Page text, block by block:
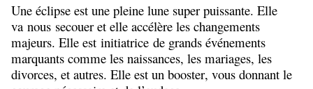
Une éclipse est une pleine lune super puissante. Elle
va nous secouer et elle accélère les changements
majeurs. Elle est initiatrice de grands événements
marquants comme les naissances, les mariages, les
divorces, et autres. Elle est un booster, vous donnant le